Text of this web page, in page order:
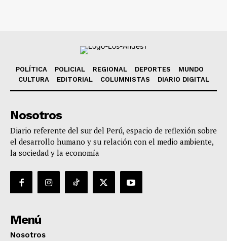
POLÍTICA POLICIAL REGIONAL DEPORTES
MUNDO
CULTURA
EDITORIAL COLUMNISTAS DIARIO DIGITAL
Nosotros
Diario referente del sur del Perú, espacio de reflexión sobre
el desarrollo humano y su relación con el medio ambiente,
la sociedad y la economía
Menú
Nosotros